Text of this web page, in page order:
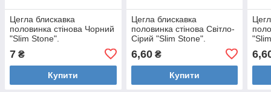
Цегла блискавка
половинка стінова Чорний
"Slim Stone".
7 ₴
Купити
Цегла блискавка
половинка стінова Світло-
Сірий "Slim Stone".
6,60₴
Купити